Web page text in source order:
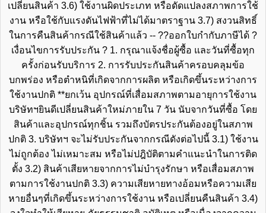
เปลี่ยนสินค้า 3.6) ใช้งานผิดประเภท หรือดัดแปลงสภาพการใช้
งาน หรือใช้กับแรงดันไฟฟ้าที่ไม่ได้มาตราฐาน 3.7) สงวนสิทธิ์
ในการคืนสินค้ากรณีใช้สินค้าแล้ว -- ??ออกใบกำกับภาษีได้ ?
เงื่อนไขการรับประกัน ? 1. กรุณาแจ้งชื่อผู้ซื้อ และวันที่ซื้อทุก
ครั้งก่อนรับบริการ 2. การรับประกันสินค้าครอบคลุมข้อ
บกพร่อง หรือตำหนิที่เกิดจากการผลิต หรือเกิดขึ้นระหว่างการ
ใช้งานปกติ **ยกเว้น อุปกรณ์ที่เสื่อมสภาพตามอายุการใช้งาน
บริษัทฯยินดีเปลี่ยนสินค้าใหม่ภายใน 7 วัน นับจากวันที่ซื้อ โดย
สินค้าและอุปกรณ์ทุกชิ้น รวมถึงบัตรประกันต้องอยู่ในสภาพ
ปกติ 3. บริษัทฯ จะไม่รับประกันจากกรณีดังต่อไปนี้ 3.1) ใช้งาน
ไม่ถูกต้อง ไม่เหมาะสม หรือไม่ปฎิบัติตามคำแนะนำในการติด
ตั้ง 3.2) สินค้าเสียหายจากการไม่บำรุงรักษา หรือเสื่อมสภาพ
ตามการใช้งานปกติ 3.3) ความเสียหายทางอ้อมหรือความเสีย
หายอื่นๆที่เกิดขึ้นระหว่างการใช้งาน หรือเปลี่ยนคืนสินค้า 3.4)